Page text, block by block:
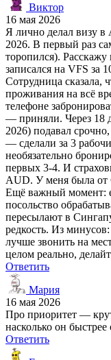
Виктор
16 мая 2026
Я лично делал визу
2026. В первый раз
торопился).
записался на VFS за
Сотрудница сказала,
проживания на всё
телефоне
— приняли. Через 18
2026) подавал
— сделали за 3
необязательно
первых 3-4. И
AUD. У меня была от
Ещё важный момент:
посольство
пересылают в
редкость. Из
лучше звонить на
целом реально,
Ответить
Мария
16 мая 2026
Про приоритет —
насколько он
Ответить